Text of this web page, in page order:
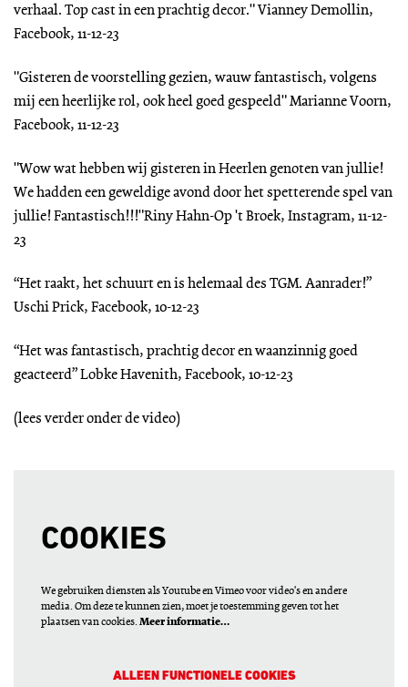
verhaal. Top cast in een prachtig decor." Vianney Demollin,
Facebook, 11-12-23
"Gisteren de voorstelling gezien, wauw fantastisch, volgens
mij een heerlijke rol, ook heel goed gespeeld" Marianne Voorn,
Facebook, 11-12-23
"Wow wat hebben wij gisteren in Heerlen genoten van jullie!
We hadden een geweldige avond door het spetterende spel van
jullie! Fantastisch!!!"Riny Hahn-Op 't Broek, Instagram, 11-12-
23
“Het raakt, het schuurt en is helemaal des TGM. Aanrader!”
Uschi Prick, Facebook, 10-12-23
“Het was fantastisch, prachtig decor en waanzinnig goed
geacteerd” Lobke Havenith, Facebook, 10-12-23
(lees verder onder de video)
COOKIES
We gebruiken diensten als Youtube en Vimeo voor video's en andere
media. Om deze te kunnen zien, moet je toestemming geven tot het
plaatsen van cookies. Meer informatie…
ALLEEN FUNCTIONELE COOKIES